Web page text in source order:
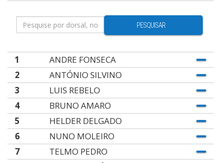
PESQUISAR
1
ANDRE FONSECA
2
ANTÓNIO SILVINO
3
LUIS REBELO
4
BRUNO AMARO
5
HELDER DELGADO
6
NUNO MOLEIRO
7
TELMO PEDRO